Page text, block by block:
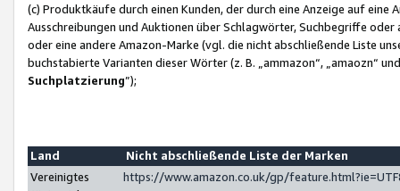
(c) Produktkäufe durch einen Kunden, der durch eine Anzeige auf
Ausschreibungen und Auktionen über Schlagwörter, Suchbegriffe
oder eine andere Amazon-Marke (vgl. die nicht abschließende Liste
buchstabierte Varianten dieser Wörter (z. B. „ammazon“, „amaozn“
Suchplatzierung”);
Land
Nicht abschließende Liste der Marken
Vereinigtes
https://www.amazon.co.uk/gp/